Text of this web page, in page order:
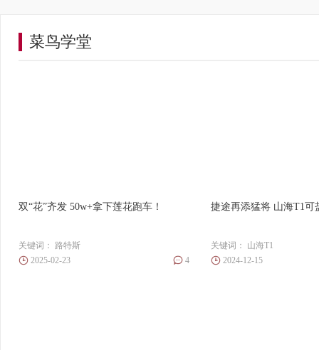
菜鸟学堂
双“花”齐发 50w+拿下莲花跑车！
关键词： 路特斯
2025-02-23
4
捷途再添猛将 山海T1可
关键词： 山海T1
2024-12-15